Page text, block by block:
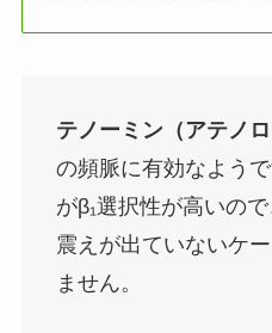
テノーミン（アテノロ
の頻脈に有効なようで
がβ₁選択性が高いの
震えが出ていないケ
ません。